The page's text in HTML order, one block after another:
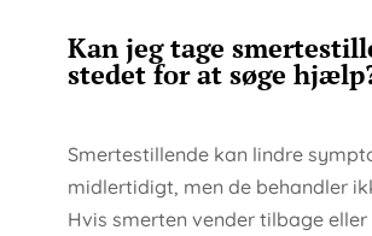
Kan jeg tage
stedet for at søge
Smertestillende kan lindre
midlertidigt, men de behandler
Hvis smerten vender tilbage